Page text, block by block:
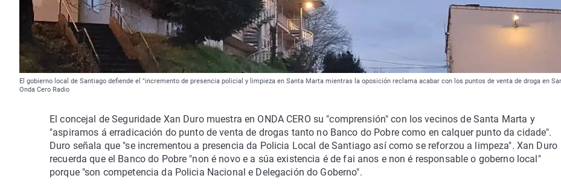
El gobierno local de Santiago defiende el "incremento de presencia policial y limpieza en Santa Marta mientras la oposición reclama acabar con los puntos de venta de droga en
Onda Cero Radio
El concejal de Seguridade Xan Duro muestra en ONDA CERO su "comprensión" con los vecinos de Santa Marta y
"aspiramos á erradicación do punto de venta de drogas tanto no Banco do Pobre como en calquer punto da cidade".
Duro señala que "se incrementou a presencia da Policia Local de Santiago así como se reforzou a limpeza". Xan Duro
recuerda que el Banco do Pobre "non é novo e a súa existencia é de fai anos e non é responsable o goberno local"
porque "son competencia da Policia Nacional e Delegación do Goberno".